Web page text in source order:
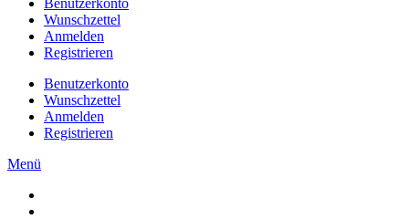
Benutzerkonto
Wunschzettel
Anmelden
Registrieren
Benutzerkonto
Wunschzettel
Anmelden
Registrieren
Menü